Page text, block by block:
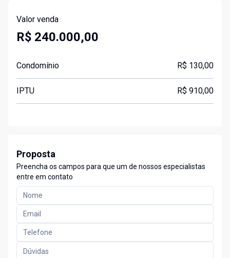
Valor venda
R$ 240.000,00
Condomínio R$ 130,00
IPTU R$ 910,00
Proposta
Preencha os campos para que um de nossos especialistas
entre em contato